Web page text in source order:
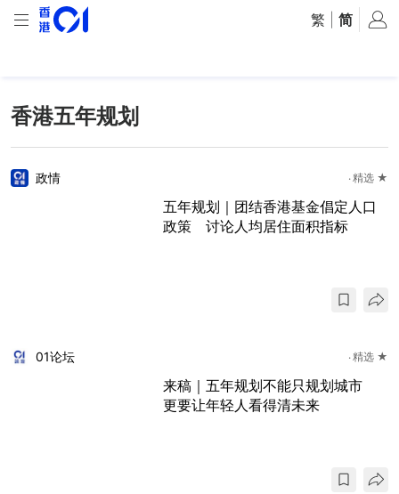
繁 简
香港五年规划
政情 精选 ★
五年规划｜团结香港基金倡定人口
政策 讨论人均居住面积指标
01论坛 精选 ★
来稿｜五年规划不能只规划城市
更要让年轻人看得清未来